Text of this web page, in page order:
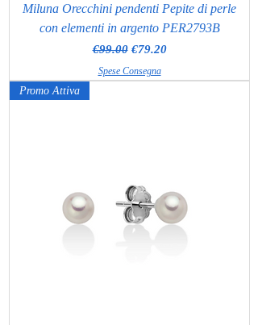
Miluna Orecchini pendenti Pepite di perle
con elementi in argento PER2793B
Regular Price
€99.00 Sale Price
€79.20
Spese Consegna
Promo Attiva